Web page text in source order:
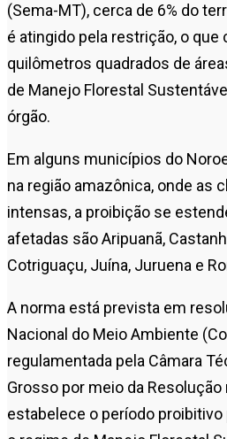
(Sema-MT), cerca de 6% do
é atingido pela restrição, o que
quilômetros quadrados de
de Manejo Florestal
órgão.
Em alguns municípios do
na região amazônica, onde as
intensas, a proibição se
afetadas são Aripuanã,
Cotriguaçu, Juína, Juruena e
A norma está prevista em
Nacional do Meio Ambiente
regulamentada pela Câmara
Grosso por meio da Resolução
estabelece o período proibitivo